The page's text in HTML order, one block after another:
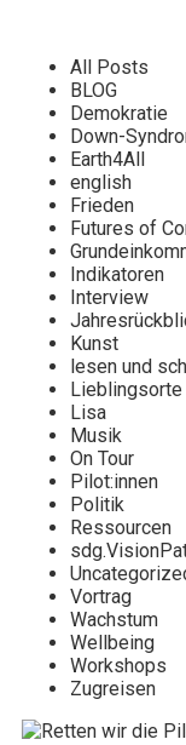
All Posts
BLOG
Demokratie
Down-
Earth4All
english
Frieden
Futures of
Indikatoren
Interview
Kunst
lesen und
Lieblingsorte
Lisa
Musik
On Tour
Pilot:innen
Politik
Ressourcen
Vortrag
Wachstum
Wellbeing
Workshops
Zugreisen